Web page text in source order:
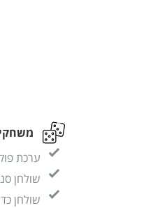
ערכת
שולחן
שולחן